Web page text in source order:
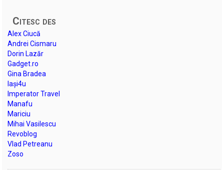
Citesc des
Alex Ciucă
Andrei Cismaru
Dorin Lazăr
Gadget.ro
Gina Bradea
Iași4u
Imperator Travel
Manafu
Mariciu
Mihai Vasilescu
Revoblog
Vlad Petreanu
Zoso